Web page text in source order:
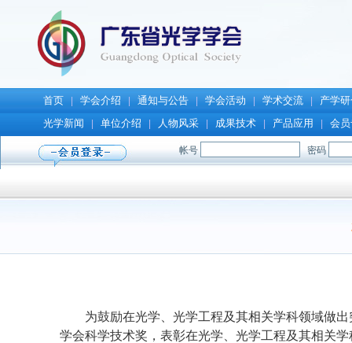
首页 学会介绍 通知与公告 学会活动 学术交流
产学
光学新闻
单位介绍 人物风采 成果技术 产品应用 会
为鼓励在光学、光学工程及其相关学科领域做
学会科学技术奖，表彰在光学、光学工程及其相关